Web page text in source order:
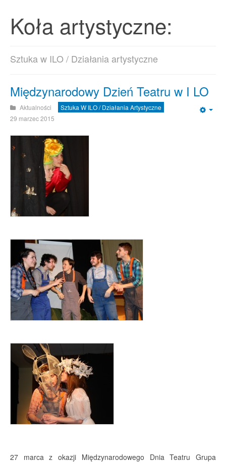
Koła artystyczne:
Sztuka w ILO / Działania artystyczne
Międzynarodowy Dzień Teatru w I LO
Aktualności
Sztuka W ILO / Działania Artystyczne
29 marzec 2015
27 marca z okazji Międzynarodowego Dnia Teatru Grupa